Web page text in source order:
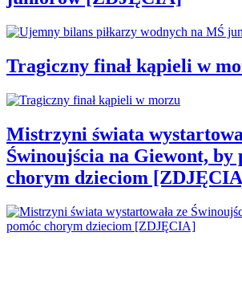
Tragiczny finał kąpieli w
Mistrzyni świata
Świnoujścia na Giewont, by
chorym dzieciom